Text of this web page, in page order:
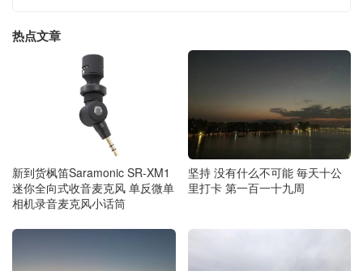
热点文章
新到货枫笛Saramonic SR-XM1
迷你全向式收音麦克风 单反微单
相机录音麦克风小话筒
坚持 没有什么不可能 毎天十公
里打卡 第一百一十九周